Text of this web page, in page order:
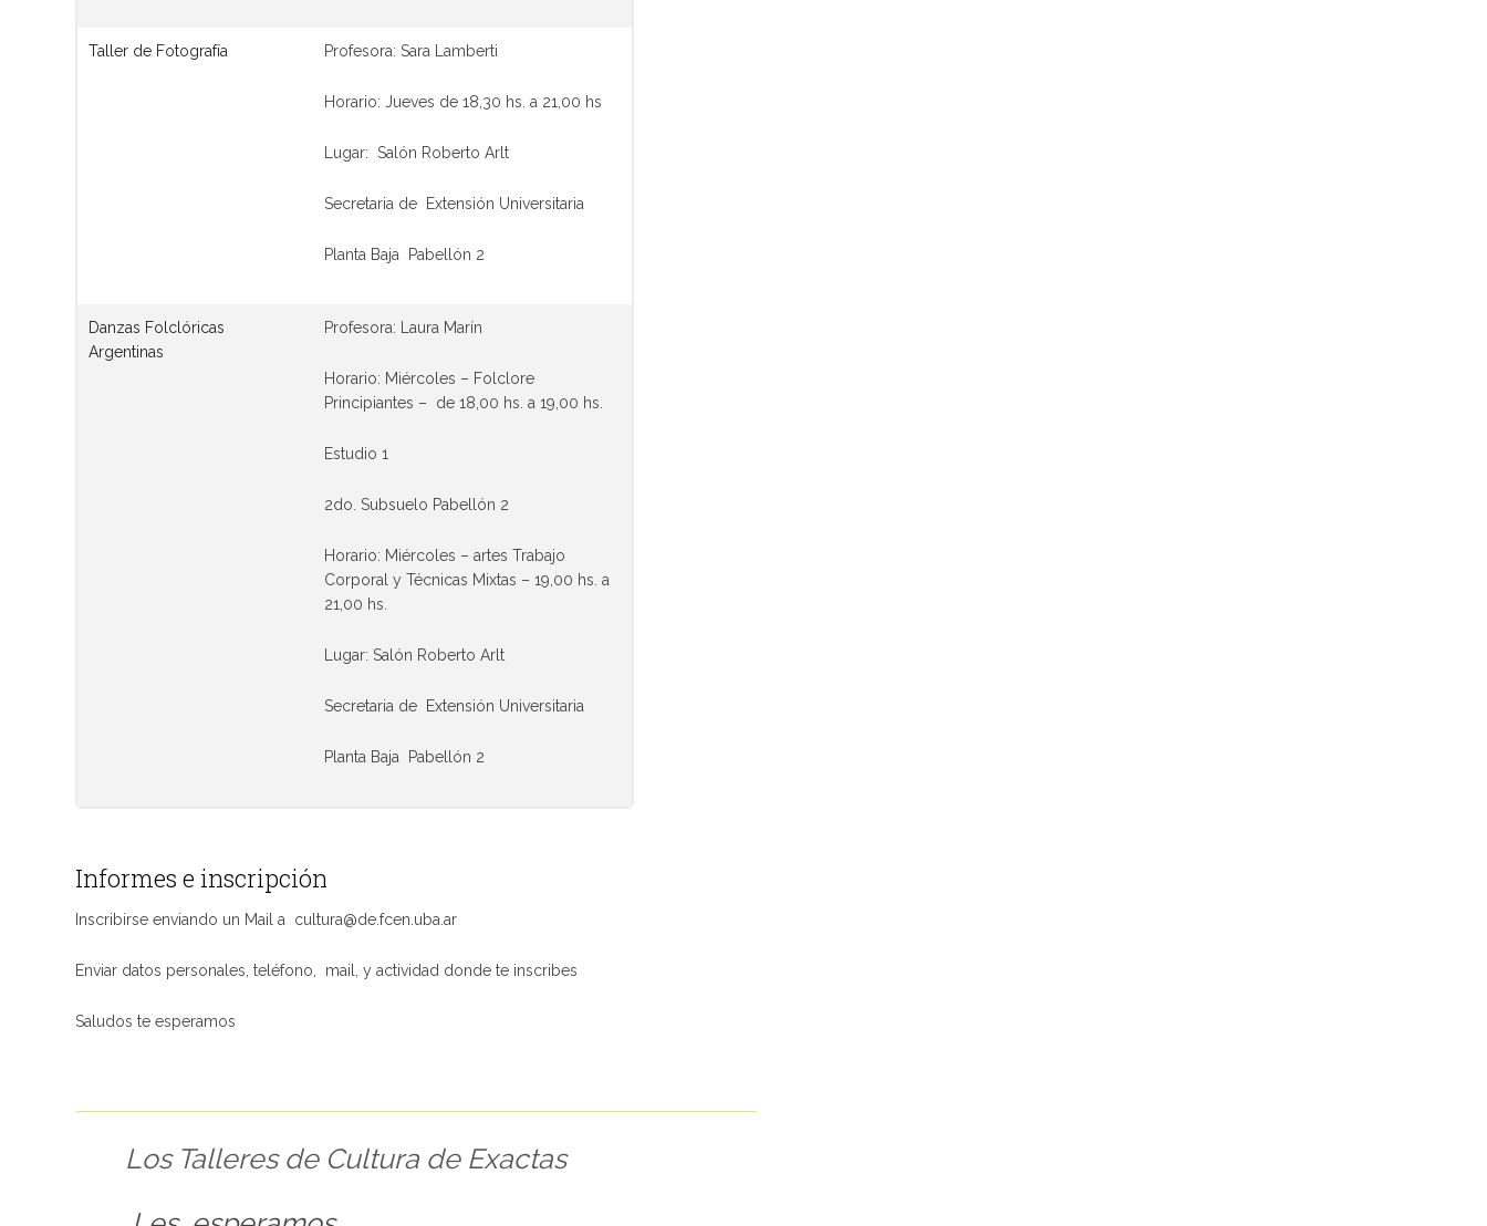
Taller de Fotografía Profesora: Sara Lamberti
Horario: Jueves de 18,30 hs. a 21,00 hs
Lugar: Salón Roberto Arlt
Secretaria de Extensión Universitaria
Planta Baja Pabellón 2
Danzas Folclóricas
Argentinas
Profesora: Laura Marín
Horario: Miércoles – Folclore
Principiantes – de 18,00 hs. a 19,00 hs.
Estudio 1
2do. Subsuelo Pabellón 2
Horario: Miércoles –artes Trabajo
Corporal y Técnicas Mixtas – 19,00 hs. a
21,00 hs.
Lugar: Salón Roberto Arlt
Secretaria de Extensión Universitaria
Planta Baja Pabellón 2
Informes e inscripción
Inscribirse enviando un Mail a cultura@de.fcen.uba.ar
Enviar datos personales, teléfono, mail, y actividad donde te inscribes
Saludos te esperamos
Los Talleres de Cultura de Exactas